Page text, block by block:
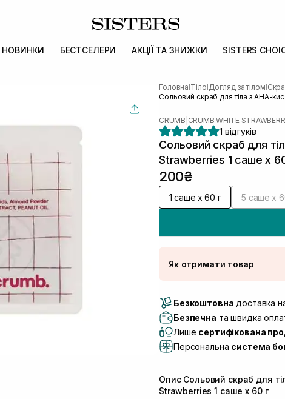
НОВИНКИ БЕСТСЕЛЕРИ АКЦІЇ ТА ЗНИЖКИ SISTERS
Головна Тіло Догляд за тілом
Сольовий скраб для тіла з AHA-
CRUMB CRUMB WHITE
1 відгуків
Сольовий скраб для
Strawberries 1 саше х
200₴
1 саше х 60 г 5 саше х
Як отримати товар
Самовивіз м. Луцьк,
Самовивіз м. Львів, вул.
Самовивіз м. Львів,
Самовивіз м. Львів,
Самовивіз м. Рівне,
Безкоштовна доставка
Безпечна та швидка
Лише сертифікована
Персональна система
Опис Сольовий скраб для
Strawberries 1 саше х 60 г